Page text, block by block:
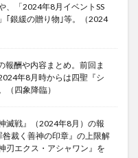
、「2024年8月イベントSS
｢銀緩の贈り物｣等。（2024
報酬や内容まとめ。前回ま
年8月時からは四聖『シ
（四象降臨）
滅戦』（2024年8月）の報
裁く善神の印章』の上限解
刃エクス・アシャワン』を